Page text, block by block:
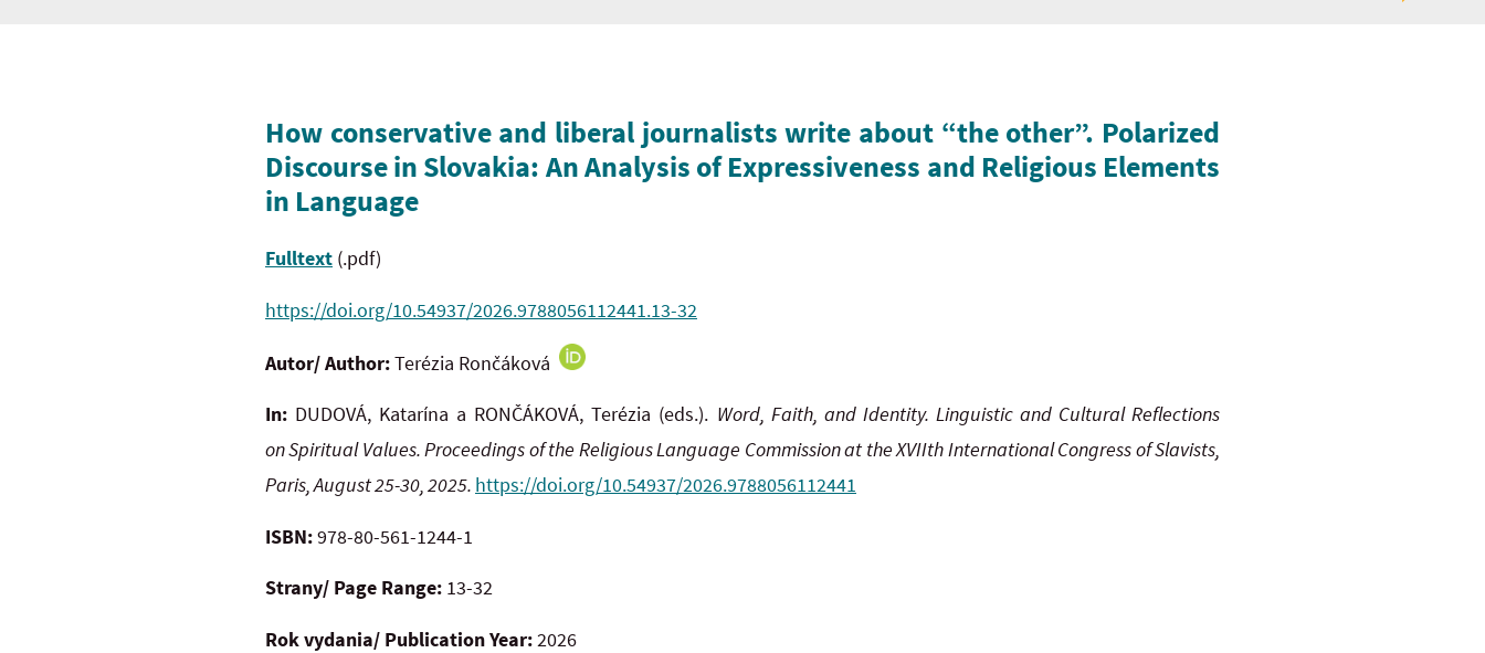
How conservative and liberal journalists write about “the other”. Polarized
Discourse in Slovakia: An Analysis of Expressiveness and Religious Elements
in Language
Fulltext (.pdf)
https://doi.org/10.54937/2026.9788056112441.13-32
Autor/ Author:Terézia Rončáková
In: DUDOVÁ, Katarína a RONČÁKOVÁ, Terézia (eds.). Word, Faith, and Identity. Linguistic and Cultural Reflections
onSpiritual Values. Proceedings of the Religious Language Commissionat the XVIIth International Congress ofSlavists,
Paris, August 25-30, 2025. https://doi.org/10.54937/2026.9788056112441
ISBN:978-80-561-1244-1
Strany/ Page Range: 13-32
Rok vydania/ Publication Year:2026